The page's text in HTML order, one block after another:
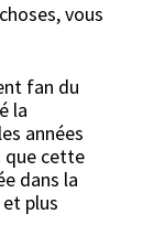
vous
fan du
la
années
que cette
dans la
plus